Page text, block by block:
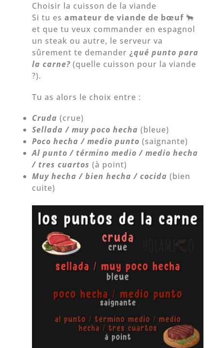
Choisir la cuisson de la viande
Si tu esamateur de viande de bœuf 🐂
et que tu veux commander en espagnol
un steak ou autre, le serveur va
sûrement te demander¿qué punto para
la carne? (quelle cuisson pour la viande
?).
Tu as alors le choix entre :
Cruda (crue)
Sellada / muy poco hecha (bleue)
Poco hecha / medio punto (saignante)
Al punto / término medio / medio hecha
/ tres cuartos (à point)
Muy hecha / bien hecha / cocida(bien
cuite)